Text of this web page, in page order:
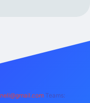
https://
Teams: